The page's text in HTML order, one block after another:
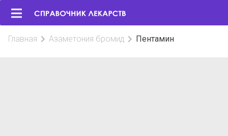
Главная Азаметония бромид Пентамин